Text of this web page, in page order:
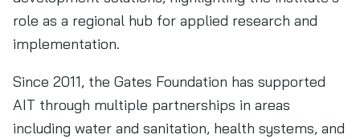
role as a regional hub for applied research and
implementation.
Since 2011, the Gates Foundation has supported
AIT through multiple partnerships in areas
including water and sanitation, health systems, and